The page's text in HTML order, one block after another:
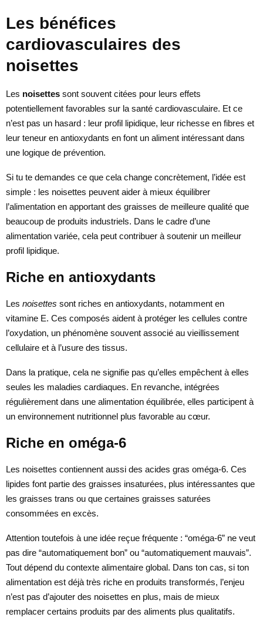
Les bénéfices
cardiovasculaires des
noisettes
Les noisettes sont souvent citées pour leurs effets
potentiellement favorables sur la santé cardiovasculaire. Et ce
n’est pas un hasard : leur profil lipidique, leur richesse en fibres et
leur teneur en antioxydants en font un aliment intéressant dans
une logique de prévention.
Si tu te demandes ce que cela change concrètement, l’idée est
simple : les noisettes peuvent aider à mieux équilibrer
l’alimentation en apportant des graisses de meilleure qualité que
beaucoup de produits industriels. Dans le cadre d’une
alimentation variée, cela peut contribuer à soutenir un meilleur
profil lipidique.
Riche en antioxydants
Les noisettes sont riches en antioxydants, notamment en
vitamine E. Ces composés aident à protéger les cellules contre
l’oxydation, un phénomène souvent associé au vieillissement
cellulaire et à l’usure des tissus.
Dans la pratique, cela ne signifie pas qu’elles empêchent à elles
seules les maladies cardiaques. En revanche, intégrées
régulièrement dans une alimentation équilibrée, elles participent à
un environnement nutritionnel plus favorable au cœur.
Riche en oméga-6
Les noisettes contiennent aussi des acides gras oméga-6. Ces
lipides font partie des graisses insaturées, plus intéressantes que
les graisses trans ou que certaines graisses saturées
consommées en excès.
Attention toutefois à une idée reçue fréquente : “oméga-6” ne veut
pas dire “automatiquement bon” ou “automatiquement mauvais”.
Tout dépend du contexte alimentaire global. Dans ton cas, si ton
alimentation est déjà très riche en produits transformés, l’enjeu
n’est pas d’ajouter des noisettes en plus, mais de mieux
remplacer certains produits par des aliments plus qualitatifs.